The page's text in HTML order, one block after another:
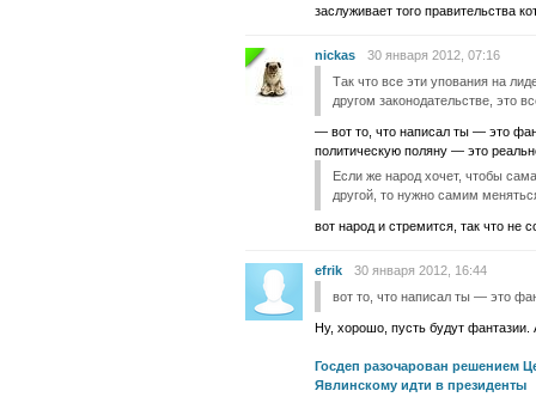
заслуживает того правительства
nickas
30 января 2012, 07:16
Так что все эти упования на
другом законодательстве, это
— вот то, что написал ты — это
политическую поляну — это
Если же народ хочет, чтобы
другой, то нужно самим
вот народ и стремится, так что не
efrik
30 января 2012, 16:44
вот то, что написал ты — это
Ну, хорошо, пусть будут
Госдеп разочарован решением
Явлинскому идти в президенты